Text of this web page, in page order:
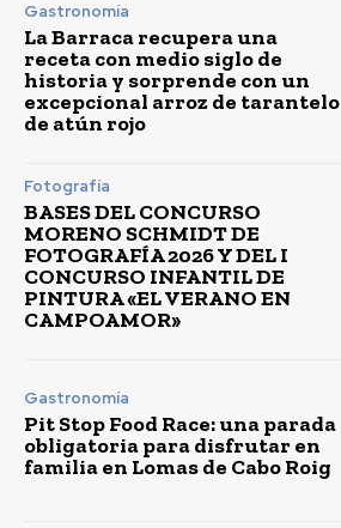
Gastronomía
La Barraca recupera una
receta con medio siglo de
historia y sorprende con un
excepcional arroz de tarantelo
de atún rojo
Fotografía
BASES DEL CONCURSO
MORENO SCHMIDT DE
FOTOGRAFÍA 2026 Y DEL I
CONCURSO INFANTIL DE
PINTURA «EL VERANO EN
CAMPOAMOR»
Gastronomía
Pit Stop Food Race: una parada
obligatoria para disfrutar en
familia en Lomas de Cabo Roig